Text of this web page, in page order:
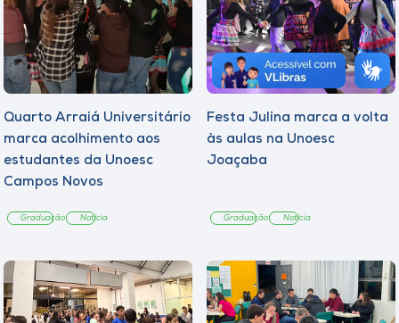
Quarto Arraiá Universitário
marca acolhimento aos
estudantes da Unoesc
Campos Novos
Graduação Notícia
Festa Julina marca a volta
às aulas na Unoesc
Joaçaba
Graduação Notícia